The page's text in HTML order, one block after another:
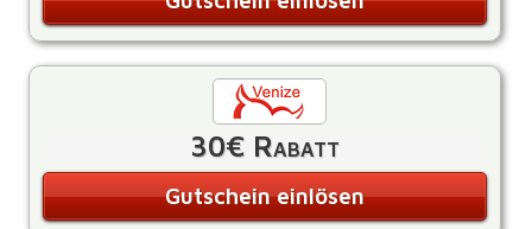
30€ Rabatt
Gutschein einlösen